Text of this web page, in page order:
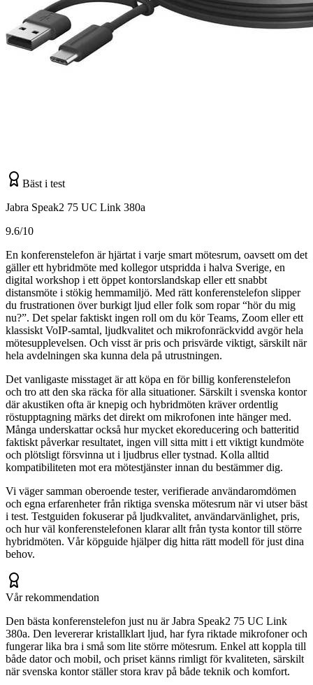
Bäst i test
Jabra Speak2 75 UC Link 380a
9.6/10
En konferenstelefon är hjärtat i varje smart mötesrum, oavsett om det
gäller ett hybridmöte med kollegor utspridda i halva Sverige, en
digital workshop i ett öppet kontorslandskap eller ett snabbt
distansmöte i stökig hemmamiljö. Med rätt konferenstelefon slipper
du frustrationen över burkigt ljud eller folk som ropar “hör du mig
nu?”. Det spelar faktiskt ingen roll om du kör Teams, Zoom eller ett
klassiskt VoIP-samtal, ljudkvalitet och mikrofonräckvidd avgör hela
mötesupplevelsen. Och visst är pris och prisvärde viktigt, särskilt när
hela avdelningen ska kunna dela på utrustningen.
Det vanligaste misstaget är att köpa en för billig konferenstelefon
och tro att den ska räcka för alla situationer. Särskilt i svenska kontor
där akustiken ofta är knepig och hybridmöten kräver ordentlig
röstupptagning märks det direkt om mikrofonen inte hänger med.
Många underskattar också hur mycket ekoreducering och batteritid
faktiskt påverkar resultatet, ingen vill sitta mitt i ett viktigt kundmöte
och plötsligt försvinna ut i ljudbrus eller tystnad. Kolla alltid
kompatibiliteten mot era mötestjänster innan du bestämmer dig.
Vi väger samman oberoende tester, verifierade användaromdömen
och egna erfarenheter från riktiga svenska mötesrum när vi utser bäst
i test. Testguiden fokuserar på ljudkvalitet, användarvänlighet, pris,
och hur väl konferenstelefonen klarar allt från tysta kontor till större
hybridmöten. Vår köpguide hjälper dig hitta rätt modell för just dina
behov.
Vår rekommendation
Den bästa konferenstelefon just nu är Jabra Speak2 75 UC Link
380a. Den levererar kristallklart ljud, har fyra riktade mikrofoner och
fungerar lika bra i små som lite större mötesrum. Enkel att koppla till
både dator och mobil, och priset känns rimligt för kvaliteten, särskilt
när svenska kontor ställer stora krav på både teknik och komfort.